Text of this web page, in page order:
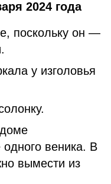
2024 года
поскольку он —
у изголовья
веника. В
вымести из